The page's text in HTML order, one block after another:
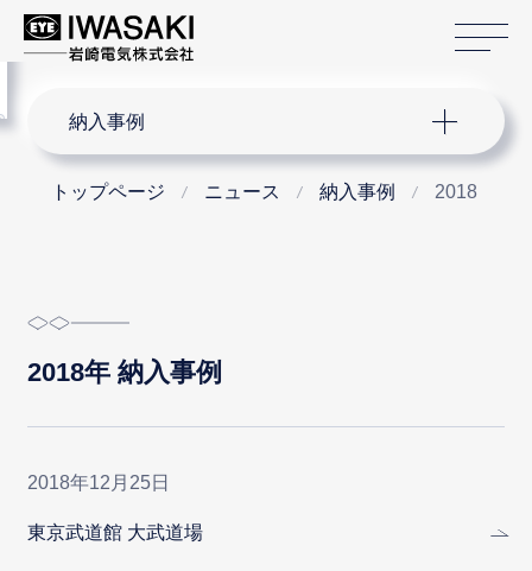
納入事例
トップページ ニュース 納入事例 2018
2018年 納入事例
2018年12月25日
東京武道館 大武道場
menu